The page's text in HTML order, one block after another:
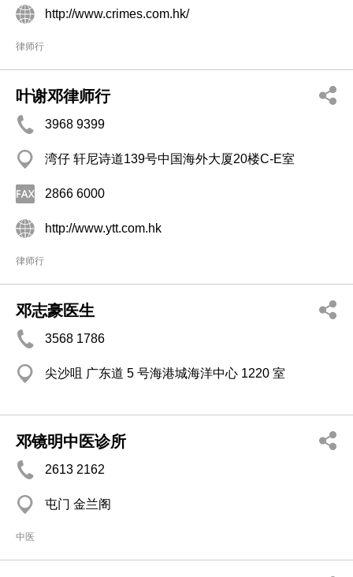
http://www.crimes.com.hk/
律师行
叶谢邓律师行
3968 9399
湾仔 轩尼诗道139号中国海外大厦20楼C-E室
2866 6000
http://www.ytt.com.hk
律师行
邓志豪医生
3568 1786
尖沙咀 广东道 5 号海港城海洋中心 1220 室
邓镜明中医诊所
2613 2162
屯门 金兰阁
中医